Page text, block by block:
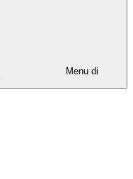
Menu di